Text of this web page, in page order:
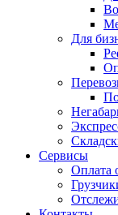
Для
Сервисы
Оплата